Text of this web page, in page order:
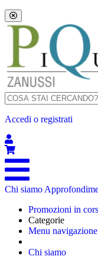
Accedi o registrati
Chi siamo
Promozioni in
Categorie
Menu navigazione
Chi siamo